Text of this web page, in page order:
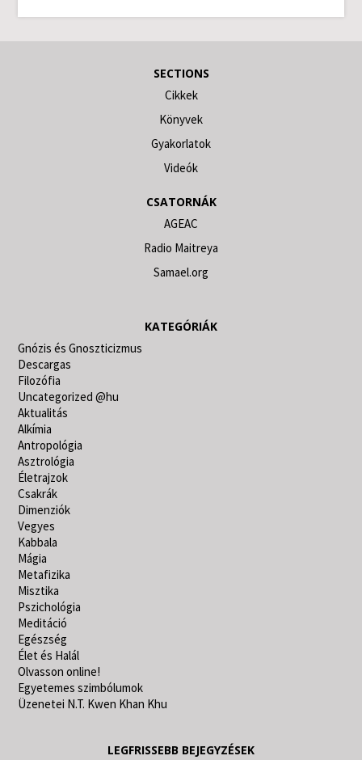
SECTIONS
Cikkek
Könyvek
Gyakorlatok
Videók
CSATORNÁK
AGEAC
Radio Maitreya
Samael.org
KATEGÓRIÁK
Gnózis és Gnoszticizmus
Descargas
Filozófia
Uncategorized @hu
Aktualitás
Alkímia
Antropológia
Asztrológia
Életrajzok
Csakrák
Dimenziók
Vegyes
Kabbala
Mágia
Metafizika
Misztika
Pszichológia
Meditáció
Egészség
Élet és Halál
Olvasson online!
Egyetemes szimbólumok
Üzenetei N.T. Kwen Khan Khu
LEGFRISSEBB BEJEGYZÉSEK